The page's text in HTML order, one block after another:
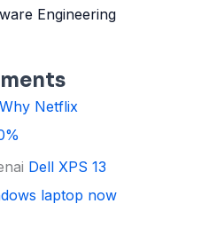
Engineering
Why Netflix
Dell XPS 13
laptop now